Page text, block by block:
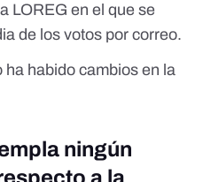
LOREG en el que se
de los votos por correo.
ha habido cambios en la
ningún